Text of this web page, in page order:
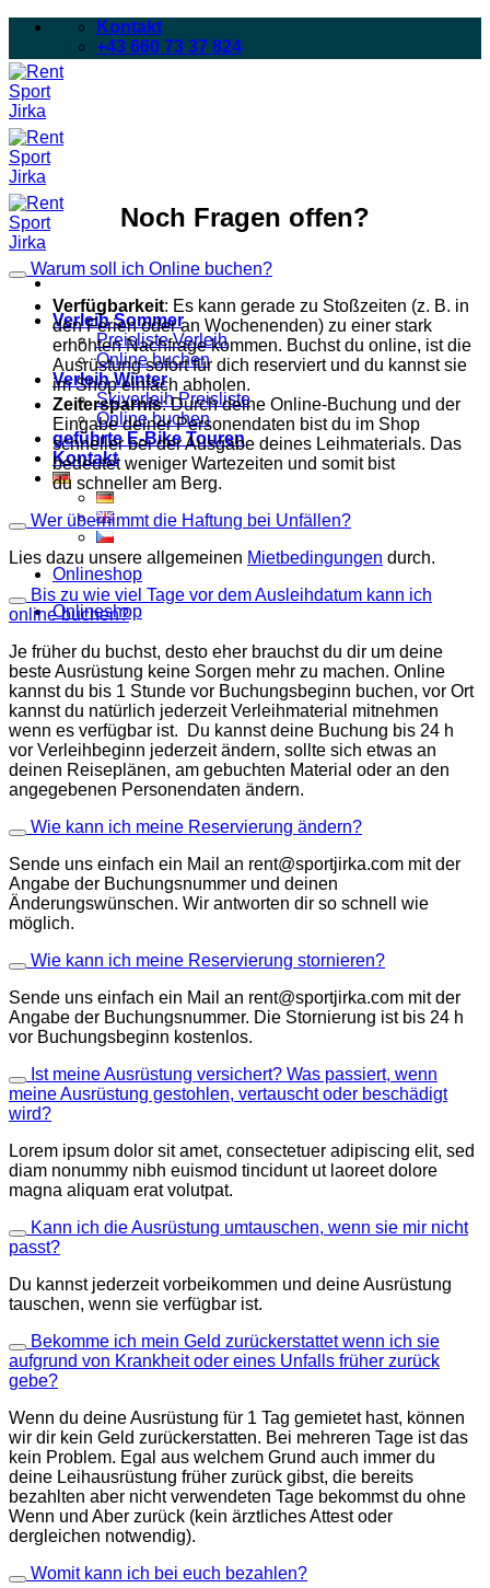
Zum
springen
Kontakt
+43 660 73 37 824
Verleih Sommer
Preisliste Verleih
Online buchen
Verleih Winter
Skiverleih Preisliste
Online buchen
geführte E-Bike Touren
Kontakt
Onlineshop
Onlineshop
Noch Fragen offen?
Warum soll ich Online buchen?
Verfügbarkeit: Es kann gerade zu Stoßzeiten (z. B. in
den Ferien oder an Wochenenden) zu einer stark
erhöhten Nachfrage kommen. Buchst du online, ist die
Ausrüstung sofort für dich reserviert und du kannst sie
im Shop einfach abholen.
Zeitersparnis: Durch deine Online-Buchung und der
Eingabe deiner Personendaten bist du im Shop
schneller bei der Ausgabe deines Leihmaterials. Das
bedeutet weniger Wartezeiten und somit bist
du schneller am Berg.
Wer übernimmt die Haftung bei Unfällen?
Lies dazu unsere allgemeinen Mietbedingungen durch.
Bis zu wie viel Tage vor dem Ausleihdatum kann ich
online buchen?
Je früher du buchst, desto eher brauchst du dir um deine
beste Ausrüstung keine Sorgen mehr zu machen. Online
kannst du bis 1 Stunde vor Buchungsbeginn buchen, vor Ort
kannst du natürlich jederzeit Verleihmaterial mitnehmen
wenn es verfügbar ist. Du kannst deine Buchung bis 24 h
vor Verleihbeginn jederzeit ändern, sollte sich etwas an
deinen Reiseplänen, am gebuchten Material oder an den
angegebenen Personendaten ändern.
Wie kann ich meine Reservierung ändern?
Sende uns einfach ein Mail an rent@sportjirka.com mit der
Angabe der Buchungsnummer und deinen
Änderungswünschen. Wir antworten dir so schnell wie
möglich.
Wie kann ich meine Reservierung stornieren?
Sende uns einfach ein Mail an rent@sportjirka.com mit der
Angabe der Buchungsnummer. Die Stornierung ist bis 24 h
vor Buchungsbeginn kostenlos.
Ist meine Ausrüstung versichert? Was passiert, wenn
meine Ausrüstung gestohlen, vertauscht oder beschädigt
wird?
Lorem ipsum dolor sit amet, consectetuer adipiscing elit, sed
diam nonummy nibh euismod tincidunt ut laoreet dolore
magna aliquam erat volutpat.
Kann ich die Ausrüstung umtauschen, wenn sie mir nicht
passt?
Du kannst jederzeit vorbeikommen und deine Ausrüstung
tauschen, wenn sie verfügbar ist.
Bekomme ich mein Geld zurückerstattet wenn ich sie
aufgrund von Krankheit oder eines Unfalls früher zurück
gebe?
Wenn du deine Ausrüstung für 1 Tag gemietet hast, können
wir dir kein Geld zurückerstatten. Bei mehreren Tage ist das
kein Problem. Egal aus welchem Grund auch immer du
deine Leihausrüstung früher zurück gibst, die bereits
bezahlten aber nicht verwendeten Tage bekommst du ohne
Wenn und Aber zurück (kein ärztliches Attest oder
dergleichen notwendig).
Womit kann ich bei euch bezahlen?